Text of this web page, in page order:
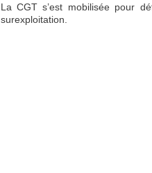
La CGT s’est mobilisée pour
surexploitation.